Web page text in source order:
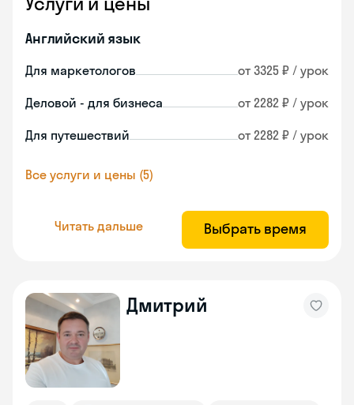
Английский язык
Для маркетологов от 3325 ₽ / урок
Деловой - для бизнеса от 2282 ₽ / урок
Для путешествий от 2282 ₽ / урок
Все услуги и цены (5)
Читать дальше Выбрать время
Дмитрий